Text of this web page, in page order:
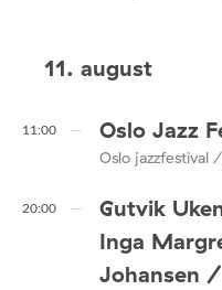
11. august
11:00 Oslo Jazz
Oslo jazzfestival
20:00
Gutvik
Inga
Johansen